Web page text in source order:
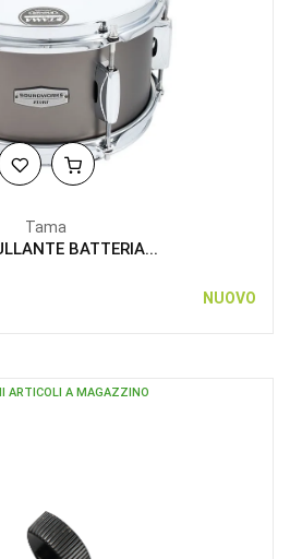
Tama
BATTERIA...
NUOVO
ARTICOLI A MAGAZZINO